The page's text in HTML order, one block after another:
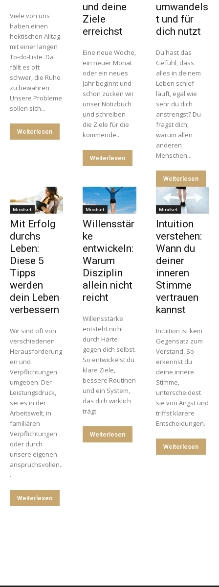
Viele von uns
haben einen
hektischen Alltag
mit einer langen
To-do-Liste. Da
fällt es oft
schwer, die Ruhe
zu bewahren.
Unsere Probleme
sollen sich...
Weiterlesen
und deine
Ziele
erreichst
Eine neue Woche,
ein neuer Monat
oder ein neues
Jahr beginnt und
schon zücken wir
unser Notizbuch
und schreiben
die Ziele für die
kommende...
Weiterlesen
umwandels
t und für
dich nutzt
Du hast das
Gefühl, dass
alles in deinem
Leben schief
läuft, egal wie
sehr du dich
anstrengst? Du
fragst dich,
warum allen
anderen
Menschen...
Weiterlesen
Mindset
Mit Erfolg
durchs
Leben:
Diese 5
Tipps
werden
dein Leben
verbessern
Wir sind oft von
verschiedenen
Herausforderung
en und
Verpflichtungen
umgeben. Der
Leistungsdruck,
sei es in der
Arbeitswelt, in
familiären
Verpflichtungen
oder durch
unsere eigenen
anspruchsvollen..
.
Weiterlesen
Mindset
Willensstär
ke
entwickeln:
Warum
Disziplin
allein nicht
reicht
Willensstärke
entsteht nicht
durch Härte
gegen dich selbst.
So entwickelst du
klare Ziele,
bessere Routinen
und ein System,
das dich wirklich
trägt.
Weiterlesen
Mindset
Intuition
verstehen:
Wann du
deiner
inneren
Stimme
vertrauen
kannst
Intuition ist kein
Gegensatz zum
Verstand. So
erkennst du
deine innere
Stimme,
unterscheidest
sie von Angst und
triffst klarere
Entscheidungen.
Weiterlesen